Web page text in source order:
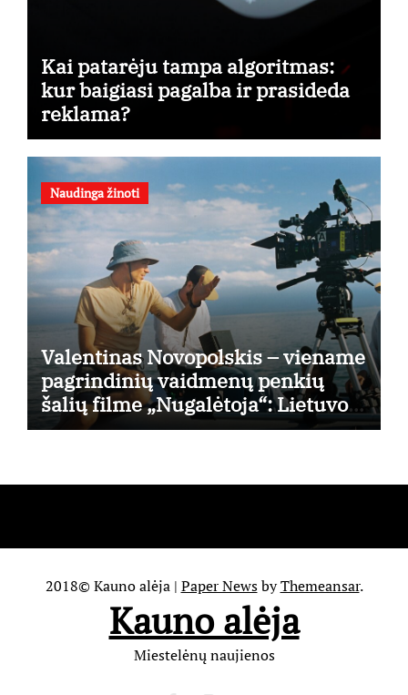
Kai patarėju tampa algoritmas:
kur baigiasi pagalba ir prasideda
reklama?
Naudinga žinoti
Valentinas Novopolskis – viename
pagrindinių vaidmenų penkių
šalių filme „Nugalėtoja“: Lietuvos
kino teatruose – nuo rugpjūčio 7-
2018© Kauno alėja | Paper NewsbyThemeansar.
Kauno alėja
Miestelėnų naujienos